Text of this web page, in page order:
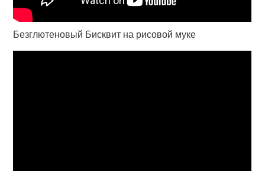
Безглютеновый Бисквит на рисовой муке